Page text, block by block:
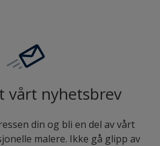
vårt nyhetsbrev
din og bli en del av vårt
malere. Ikke gå glipp av